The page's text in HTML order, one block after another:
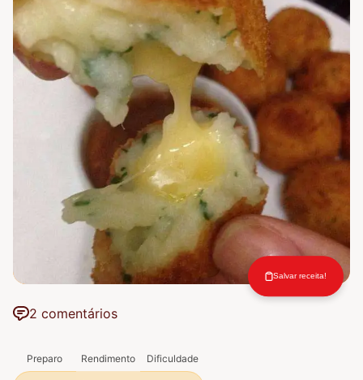
2 comentários
Salvar receita!
Preparo Rendimento Dificuldade